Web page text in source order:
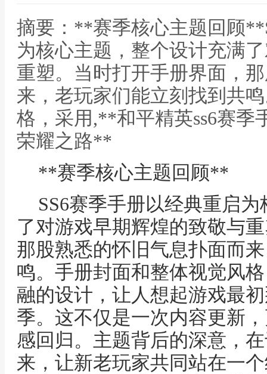
摘要：**赛季核心主题回顾
为核心主题，整个设计充满
重塑。当时打开手册界面，
来，老玩家们能立刻找到共
格，采用,**和平精英ss6赛季
荣耀之路**
**赛季核心主题回顾**
SS6赛季手册以经典重启
了对游戏早期辉煌的致敬与
那股熟悉的怀旧气息扑面而
鸣。手册封面和整体视觉风
融的设计，让人想起游戏最
季。这不仅是一次内容更新
感回归。主题背后的深意，
来，让新老玩家共同站在一